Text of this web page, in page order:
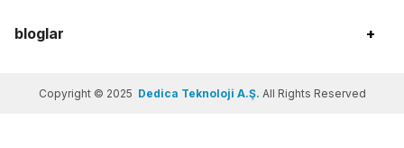
bloglar +
Copyright © 2025 Dedica Teknoloji A.Ş. All Rights Reserved